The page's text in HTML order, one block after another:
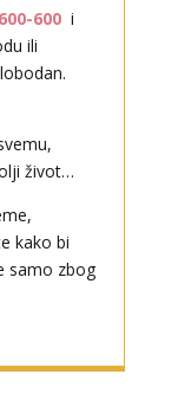
600 i
ili
život…
kako bi
samo zbog